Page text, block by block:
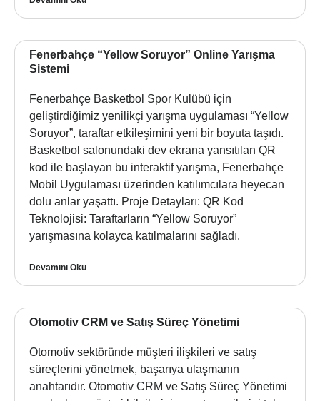
Fenerbahçe “Yellow Soruyor” Online Yarışma
Sistemi
Fenerbahçe Basketbol Spor Kulübü için
geliştirdiğimiz yenilikçi yarışma uygulaması “Yellow
Soruyor”, taraftar etkileşimini yeni bir boyuta taşıdı.
Basketbol salonundaki dev ekrana yansıtılan QR
kod ile başlayan bu interaktif yarışma, Fenerbahçe
Mobil Uygulaması üzerinden katılımcılara heyecan
dolu anlar yaşattı. Proje Detayları: QR Kod
Teknolojisi: Taraftarların “Yellow Soruyor”
yarışmasına kolayca katılmalarını sağladı.
Devamını Oku
Otomotiv CRM ve Satış Süreç Yönetimi
Otomotiv sektöründe müşteri ilişkileri ve satış
süreçlerini yönetmek, başarıya ulaşmanın
anahtarıdır. Otomotiv CRM ve Satış Süreç Yönetimi